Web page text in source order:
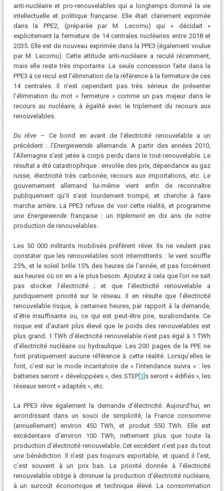
anti-nucléaire et pro-renouvelables qui a longtemps dominé la vie
intellectuelle et politique française. Elle était clairement exprimée
dans la PPE2, (préparée par M. Lecornu) qui « décidait »
explicitement la fermeture de 14 centrales nucléaires entre 2018 et
2035. Elle est de nouveau exprimée dans la PPE3 (également voulue
par M. Lecornu). Cette attitude anti-nucléaire a reculé récemment,
mais elle reste très importante. La seule concession faite dans la
PPE3 à ce recul est l’élimination de la référence à la fermeture de ces
14 centrales. Il n’est cependant pas très sérieux de présenter
l’élimination du mot « fermeture » comme un pas majeur dans le
recours au nucléaire, à égalité avec le triplement du recours aux
renouvelables.
Du rêve – Ce bond en avant de l’électricité renouvelable a un
précédent :l’Energiewende allemande. A partir des années 2010,
l’Allemagne s’est jetée à corps perdu dans le tout-renouvelable. Le
résultat a été catastrophique : envolée des prix, dépendance au gaz
russe, électricité très carbonée, recours aux importations, etc. Le
gouvernement allemand lui-même vient enfin de reconnaître
publiquement qu’il s’est lourdement trompé, et cherche à faire
marche arrière. La PPE3 refuse de voir cette réalité, et programme
une Energiewendefrançaise : un triplementen dix ans de notre
production de renouvelables.
Les 50 000 militants mobilisés préfèrent rêver. Ils ne veulent pas
constater que les renouvelables sont intermittents : le vent souffle
25%, et le soleil brille 15% des heures de l’année, et pas forcément
aux heures où on en a le plus besoin. Ajoutez à cela que l’on ne sait
pas stocker l’électricité ; et que l’électricité renouvelable a
juridiquement priorité sur le réseau. Il en résulte que l’électricité
renouvelable risque, à certaines heures, par rapport à la demande,
d’être insuffisante ou, ce qui est peut-être pire, surabondante. Ce
risque est d’autant plus élevé que le poids des renouvelables est
plus grand. 1 TWh d’électricité renouvelable n’est pas égal à 1 TWh
d’électricité nucléaire ou hydraulique. Les 200 pages de la PPE ne
font pratiquement aucune référence à cette réalité. Lorsqu’elles le
font, c’est sur le mode incantatoire de « l’intendance suivra » : les
batteries seront « développées », des STEP[1] s seront « édifiés », les
réseaux seront « adaptés », etc.
La PPE3 rêve également la demande d’électricité. Aujourd’hui, en
arrondissant dans un souci de simplicité, la France consomme
(annuellement) environ 450 TWh, et produit 550 TWh. Elle est
excédentaire d’environ 100 TWh, nettement plus que toute la
production d’électricité renouvelable. Cet excédent n’est pas du tout
une bénédiction. Il n’est pas toujours exportable, et quand il l’est,
c’est souvent à un prix bas. La priorité donnée à l’électricité
renouvelable oblige à diminuer la production d’électricité nucléaire,
à un surcoût économique et technique élevé. La consommation